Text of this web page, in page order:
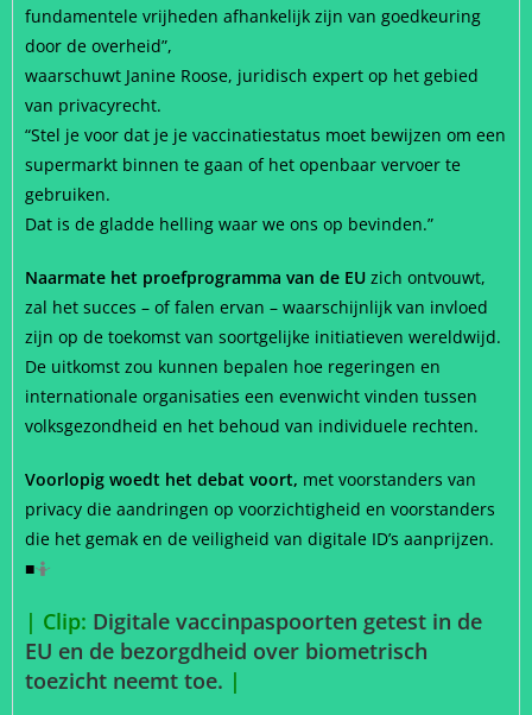
fundamentele vrijheden afhankelijk zijn van goedkeuring
door de overheid”,
waarschuwt Janine Roose, juridisch expert op het gebied
van privacyrecht.
“Stel je voor dat je je vaccinatiestatus moet bewijzen om een
supermarkt binnen te gaan of het openbaar vervoer te
gebruiken.
Dat is de gladde helling waar we ons op bevinden.”
Naarmate het proefprogramma van de EU zich ontvouwt,
zal het succes – of falen ervan – waarschijnlijk van invloed
zijn op de toekomst van soortgelijke initiatieven wereldwijd.
De uitkomst zou kunnen bepalen hoe regeringen en
internationale organisaties een evenwicht vinden tussen
volksgezondheid en het behoud van individuele rechten.
Voorlopig woedt het debat voort, met voorstanders van
privacy die aandringen op voorzichtigheid en voorstanders
die het gemak en de veiligheid van digitale ID’s aanprijzen.
■🤷
| Clip: Digitale vaccinpaspoorten getest in de
EU en de bezorgdheid over biometrisch
toezicht neemt toe. |